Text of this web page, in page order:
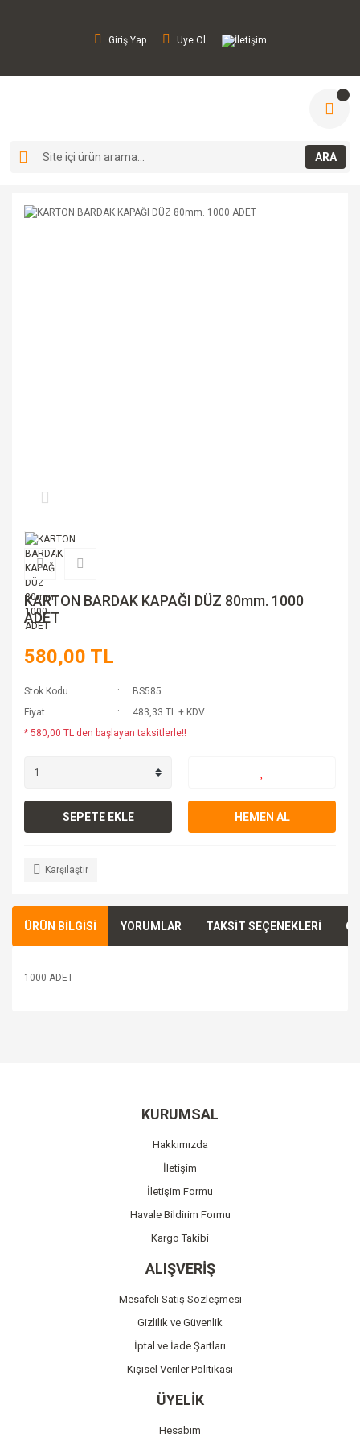
Giriş Yap Üye Ol İletişim
ARA
KARTON BARDAK KAPAĞI DÜZ 80mm. 1000
ADET
580,00 TL
Stok Kodu
BS585
Fiyat
483,33 TL + KDV
* 580,00 TL den başlayan taksitlerle!!
SEPETE EKLE HEMEN AL
Karşılaştır
ÜRÜN BİLGİSİ YORUMLAR TAKSİT SEÇENEKLERİ
1000 ADET
Ürün bilgilerinde hatalar bulunuyor.
Ürün fiyatı diğer sitelerden daha pahalı.
Bu ürüne benzer farklı alternatifler olmalı.
Gönder
KURUMSAL
Hakkımızda
İletişim
İletişim Formu
Havale Bildirim Formu
Kargo Takibi
ALIŞVERİŞ
Mesafeli Satış Sözleşmesi
Gizlilik ve Güvenlik
İptal ve İade Şartları
Kişisel Veriler Politikası
ÜYELİK
Hesabım